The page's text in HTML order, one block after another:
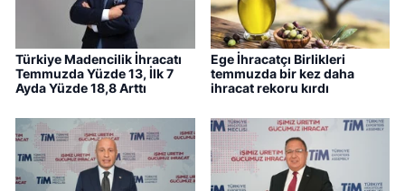
Türkiye Madencilik İhracatı
Temmuzda Yüzde 13, İlk 7
Ayda Yüzde 18,8 Arttı
Ege İhracatçı Birlikleri
temmuzda bir kez daha
ihracat rekoru kırdı